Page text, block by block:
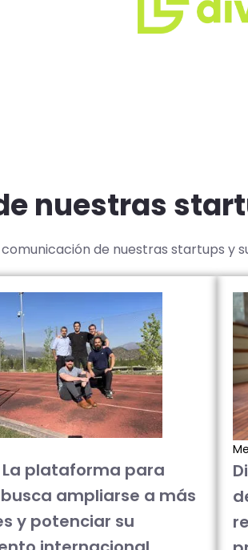
nuestras
de nuestras startups y
La plataforma para
ampliarse a más
y potenciar su